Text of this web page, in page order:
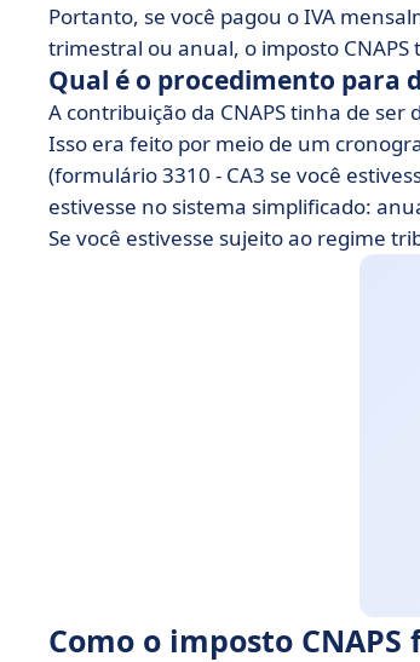
Portanto, se você pagou o IVA
trimestral ou anual, o imposto
Qual é o procedimento para
A contribuição da CNAPS tinha de
Isso era feito por meio de um
(formulário 3310 - CA3 se você
estivesse no sistema simplificado:
Se você estivesse sujeito ao regime
Como o imposto